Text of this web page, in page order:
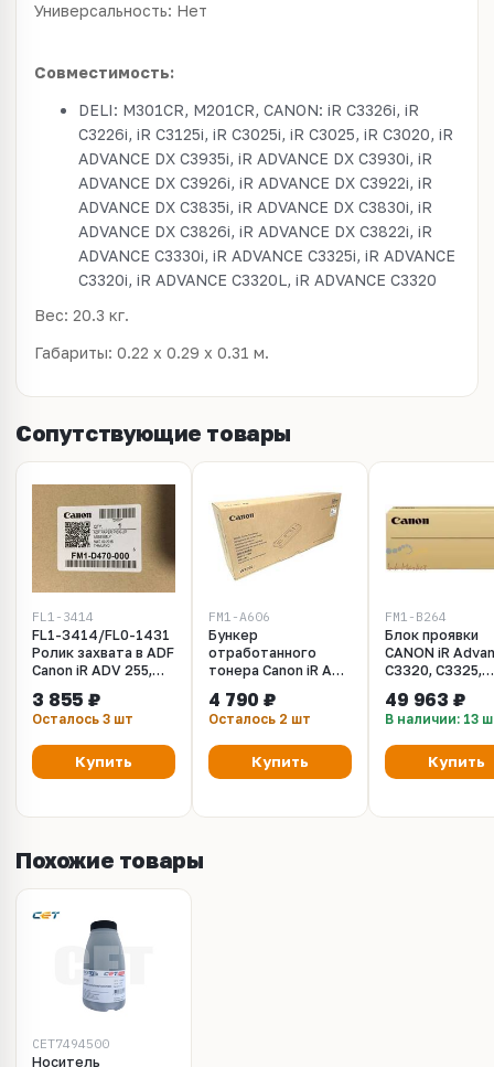
Универсальность: Нет
Совместимость:
DELI: M301CR, M201CR, CANON: iR C3326i, iR
C3226i, iR C3125i, iR C3025i, iR C3025, iR C3020, iR
ADVANCE DX C3935i, iR ADVANCE DX C3930i, iR
ADVANCE DX C3926i, iR ADVANCE DX C3922i, iR
ADVANCE DX C3835i, iR ADVANCE DX C3830i, iR
ADVANCE DX C3826i, iR ADVANCE DX C3822i, iR
ADVANCE C3330i, iR ADVANCE C3325i, iR ADVANCE
C3320i, iR ADVANCE C3320L, iR ADVANCE C3320
Вес: 20.3 кг.
Габариты: 0.22 x 0.29 x 0.31 м.
Сопутствующие товары
FL1-3414
FL1-3414/FL0-1431
Ролик захвата в ADF
Canon iR ADV 255,
3330
3 855 ₽
Осталось 3 шт
Купить
FM1-A606
Бункер
отработанного
тонера Canon iR Adv
C5535, C5540, C5550,
C5560 (FM1-
A606/WT-202)
Ресурс: 100 000
страниц
4 790 ₽
Осталось 2 шт
Купить
FM1-B264
Блок проявки
CANON iR
C3320, C3325,
C3525, C3530
желтый (FM1-
49 963 ₽
В наличии: 13
Купить
Похожие товары
CET7494500
Носитель